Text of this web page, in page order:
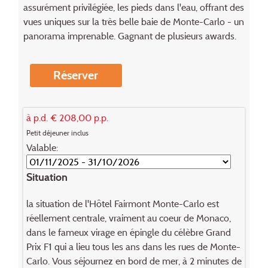
assurément privilégiée, les pieds dans l'eau, offrant des
vues uniques sur la très belle baie de Monte-Carlo - un
panorama imprenable. Gagnant de plusieurs awards.
Réserver
à p.d. € 208,00 p.p.
Petit déjeuner inclus
Valable:
Situation
la situation de l'Hôtel Fairmont Monte-Carlo est
réellement centrale, vraiment au coeur de Monaco,
dans le fameux virage en épingle du célèbre Grand
Prix F1 qui a lieu tous les ans dans les rues de Monte-
Carlo. Vous séjournez en bord de mer, à 2 minutes de